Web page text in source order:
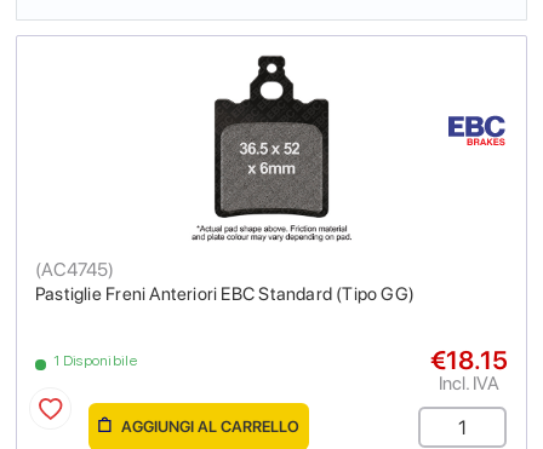
Pastiglie Freni Anteriori EBC Standard (Tipo GG)
(AC4745)
1 Disponibile €18.15
Incl. IVA
AGGIUNGI AL CARRELLO